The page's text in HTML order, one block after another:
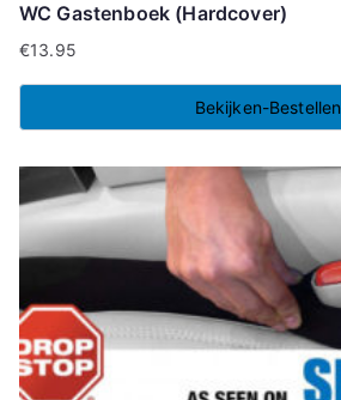
WC Gastenboek (Hardcover)
€13.95
Bekijken-Bestellen